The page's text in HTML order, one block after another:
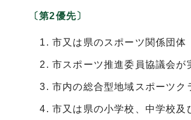
〔第2優先〕
市又は県のスポーツ関係団
市スポーツ推進委員協議会が
市内の総合型地域スポーツク
市又は県の小学校、中学校及